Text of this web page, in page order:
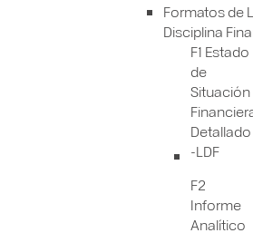
Formatos de
Disciplina
F1 Estado
de
Situación
Detallado
-LDF
F2
Informe
Analítico